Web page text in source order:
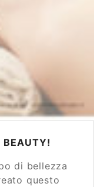
di bellezza
questo